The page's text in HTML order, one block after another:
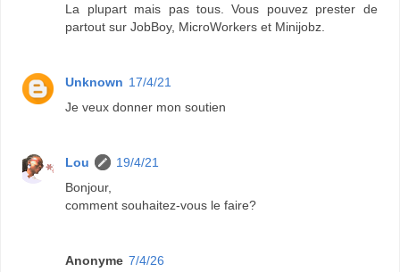
La plupart mais pas tous. Vous pouvez prester de
partout sur JobBoy, MicroWorkers et Minijobz.
Unknown 17/4/21
Je veux donner mon soutien
Lou
19/4/21
Bonjour,
comment souhaitez-vous le faire?
Anonyme 7/4/26